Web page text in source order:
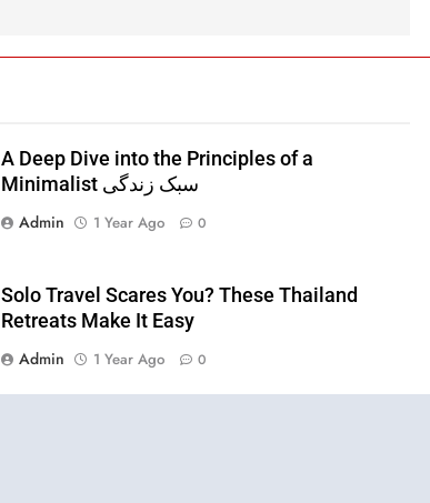
A Deep Dive into the Principles of a
Minimalist سبک زندگی
Admin
1 Year Ago 0
Solo Travel Scares You? These Thailand
Retreats Make It Easy
Admin
1 Year Ago 0